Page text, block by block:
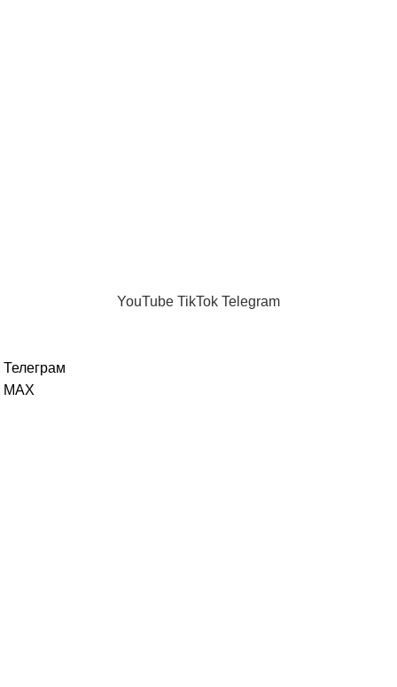
YouTube TikTok Telegram
Телеграм
MAX